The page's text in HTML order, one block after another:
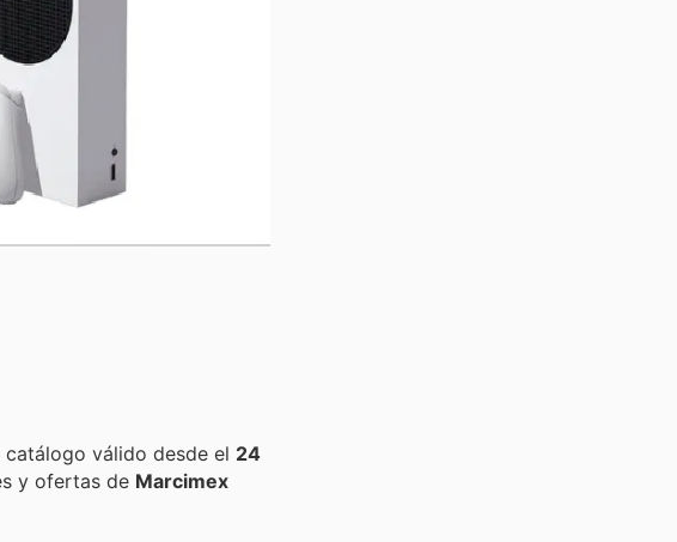
catálogo válido desde el 24
y ofertas de Marcimex